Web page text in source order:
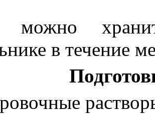
можно
в течение
ые